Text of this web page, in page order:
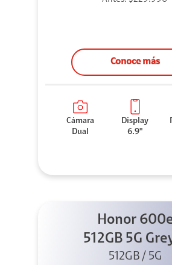
Conoce más
Cámara
Dual
Display
6.9"
Honor
512GB 5G
45W
512GB / 5G